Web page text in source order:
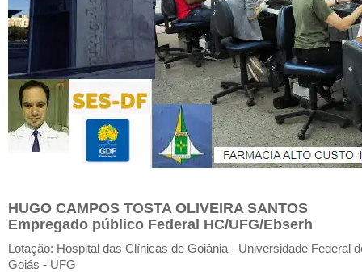
HUGO CAMPOS TOSTA OLIVEIRA SANTOS
Empregado público Federal HC/UFG/Ebserh
Lotação: Hospital das Clínicas de Goiânia - Universidade Federal
Goiás - UFG